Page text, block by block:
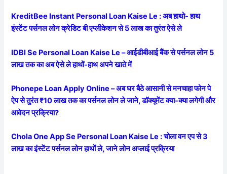
KreditBee Instant Personal Loan Kaise Le : अब हाथो- हाथ
इंस्टेंट पर्सनल लोन क्रेडिट बी एप्लीकेशन से 5 लाख का तुरंत ऐसे ले
IDBI Se Personal Loan Kaise Le – आईडीबीआई बैंक से पर्सनल लोन 5
लाख तक का अब ऐसे ले हाथों-हाथ अपने खाते में
Phonepe Loan Apply Online – अब घर बैठे आसानी से मनचाहा फोन पे
ऐप से तुरंत ₹10 लाख तक का पर्सनल लोन ले जाने, डॉक्यूमेंट क्या-क्या लगेगी और
आवेदन प्रक्रिया?
Chola One App Se Personal Loan Kaise Le : चोला वन एप से 3
लाख का इंस्टेंट पर्सनल लोन हाथों ले, जाने लोन अप्लाई प्रक्रिया